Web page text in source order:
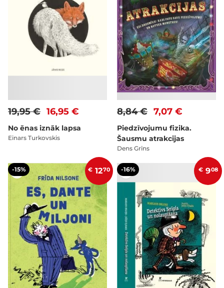
16,95 €
19,95 €
No ēnas iznāk lapsa
Einars Turkovskis
7,07 €
8,84 €
Piedzīvojumu fizika.
Šausmu atrakcijas
Dens Grīns
-15% € 1270 -16% € 908